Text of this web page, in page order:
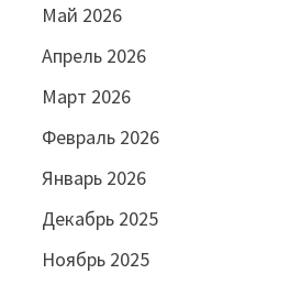
Май 2026
Апрель 2026
Март 2026
Февраль 2026
Январь 2026
Декабрь 2025
Ноябрь 2025